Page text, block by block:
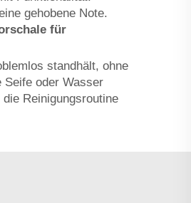
gehobene Note.
für
standhält, ohne
Seife oder Wasser
Reinigungsroutine